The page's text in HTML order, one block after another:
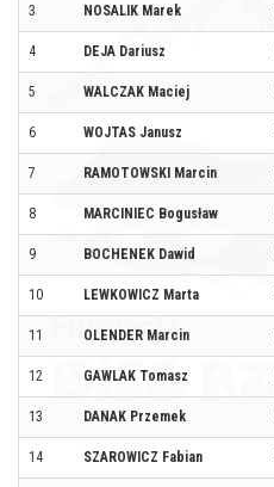
3 NOSALIK Marek
4 DEJA Dariusz
5 WALCZAK Maciej
6 WOJTAS Janusz
7 RAMOTOWSKI Marcin
8 MARCINIEC Bogusław
9 BOCHENEK Dawid
10 LEWKOWICZ Marta
11 OLENDER Marcin
12 GAWLAK Tomasz
13 DANAK Przemek
14 SZAROWICZ Fabian